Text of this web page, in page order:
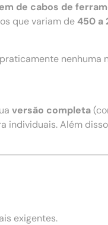
de cabos de
que variam de450 a
nenhuma
versão completa
individuais. Além
exigentes.